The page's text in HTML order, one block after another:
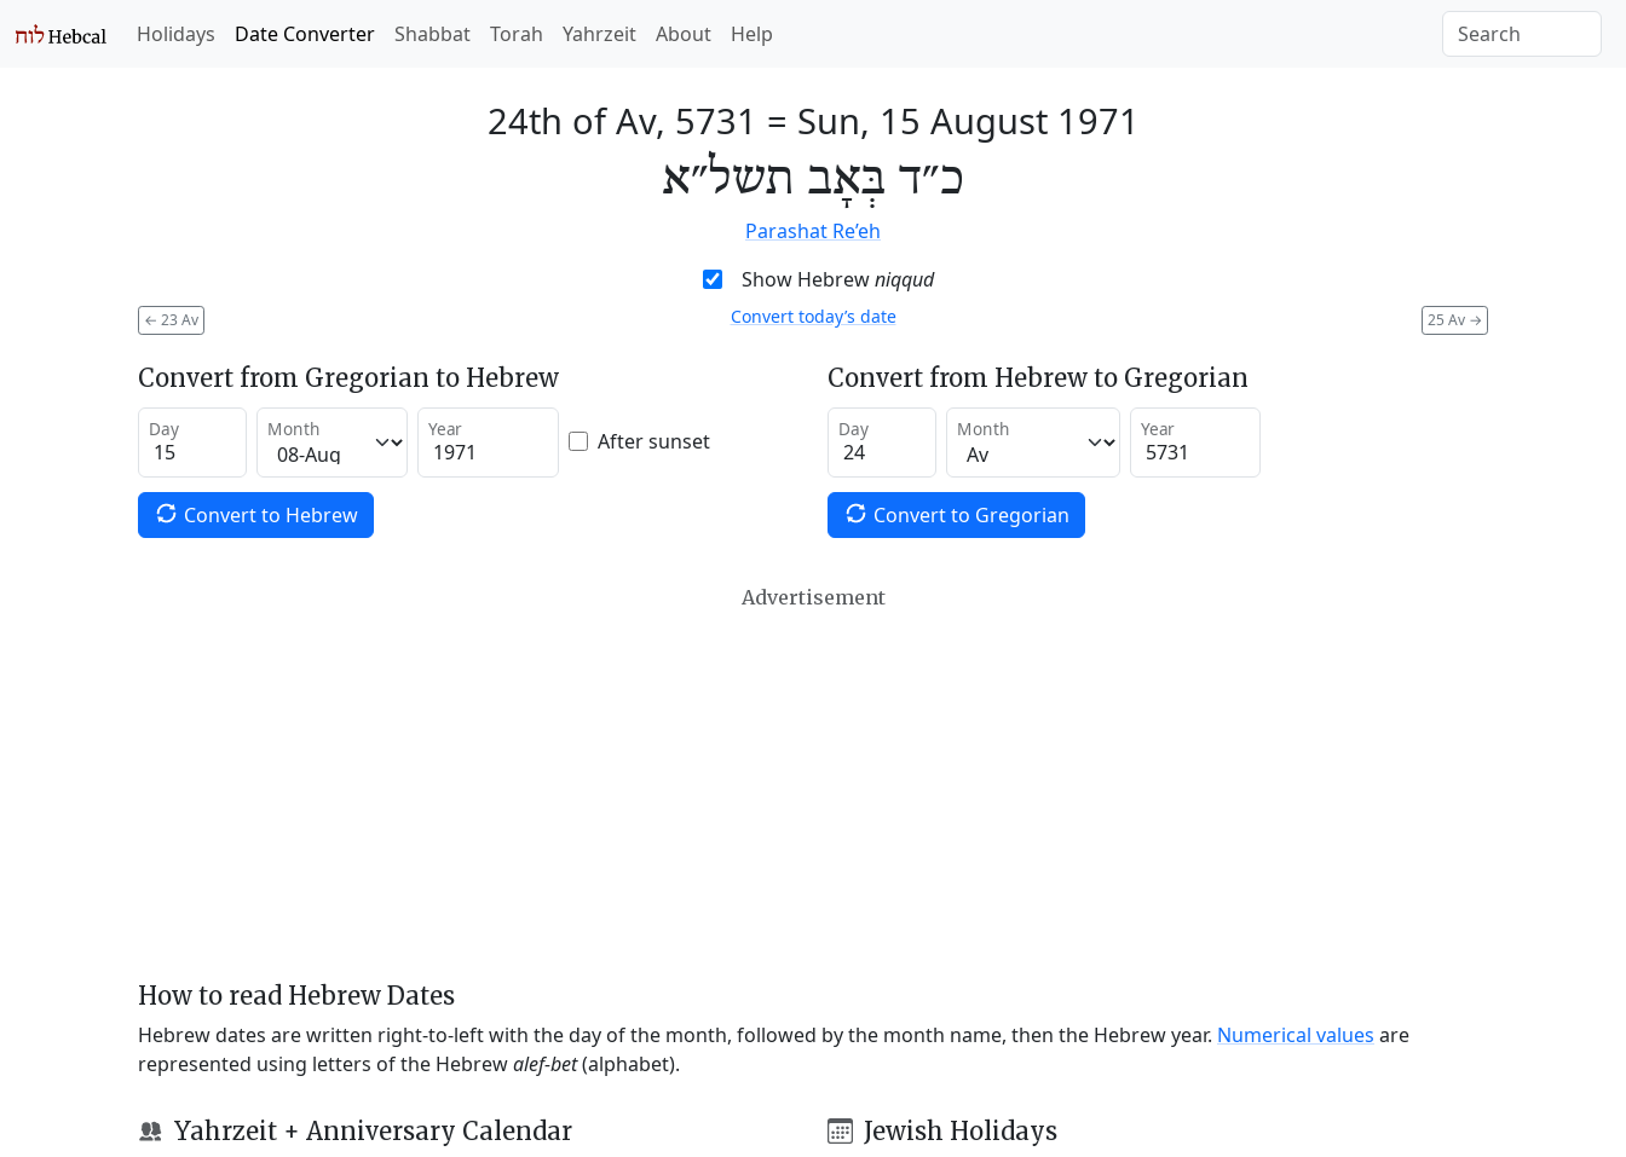
Holidays Date Converter Shabbat Torah Yahrzeit About Help
24th of Av, 5731 = Sun, 15 August 1971
כ״ד בְּאָב תשל״א
Parashat Re’eh
Show Hebrewniqqud
← 23 Av 25 Av →
Convert today’s date
Convert from Gregorian to Hebrew
Day Month Year After sunset
Convert to Hebrew
Convert from Hebrew to Gregorian
Day Month Year
Convert to Gregorian
Advertisement
How to read Hebrew Dates
Hebrew dates are written right-to-left with the day of the month, followed by the month name, then the Hebrew year. Numerical values are
represented using letters of the Hebrewalef-bet(alphabet).
Yahrzeit + Anniversary Calendar Jewish Holidays